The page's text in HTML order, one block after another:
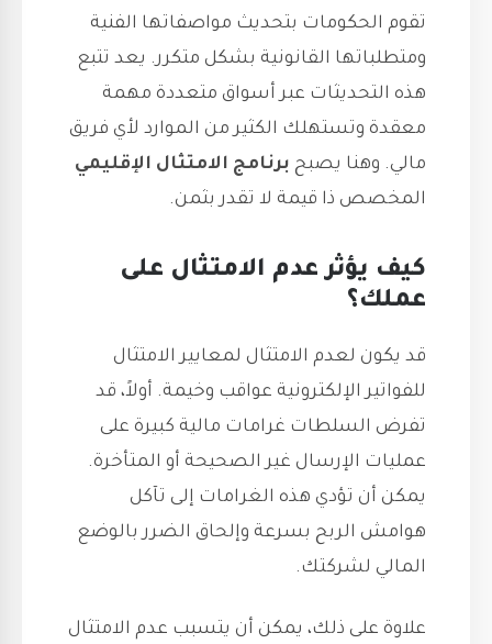
تقوم الحكومات بتحديث مواصفاتها الفنية
ومتطلباتها القانونية بشكل متكرر. يعد تتبع
هذه التحديثات عبر أسواق متعددة مهمة
معقدة وتستهلك الكثير من الموارد لأي فريق
مالي. وهنا يصبح برنامج الامتثال الإقليمي
المخصص ذا قيمة لا تقدر بثمن.
كيف يؤثر عدم الامتثال على
عملك؟
قد يكون لعدم الامتثال لمعايير الامتثال
للفواتير الإلكترونية عواقب وخيمة. أولاً، قد
تفرض السلطات غرامات مالية كبيرة على
عمليات الإرسال غير الصحيحة أو المتأخرة.
يمكن أن تؤدي هذه الغرامات إلى تآكل
هوامش الربح بسرعة وإلحاق الضرر بالوضع
المالي لشركتك.
علاوة على ذلك، يمكن أن يتسبب عدم الامتثال